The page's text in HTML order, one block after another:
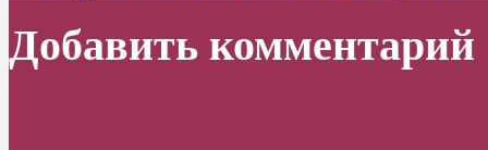
Добавить комментарий